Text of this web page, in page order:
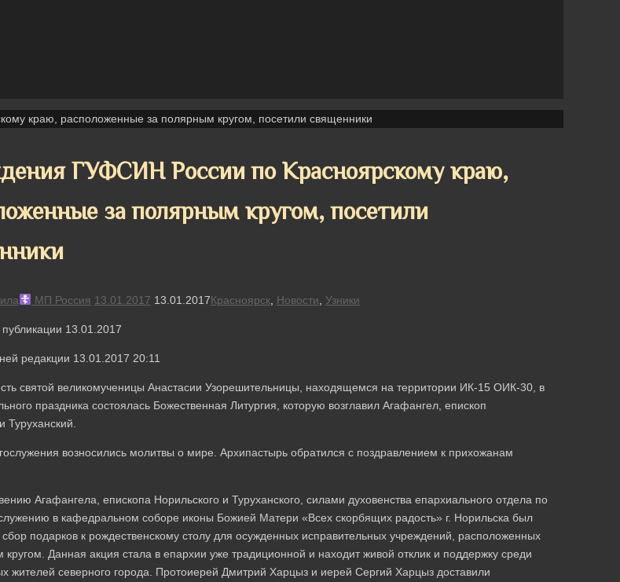
краю, расположенные за полярным кругом, посетили священники
ГУФСИН России по Красноярскому краю,
за полярным кругом, посетили
МП Россия 13.01.2017 13.01.2017Красноярск, Новости Узники
13.01.2017
редакции 13.01.2017 20:11
святой великомученицы Анастасии Узорешительницы, находящемся на территории ИК-15 ОИК-30, в
праздника состоялась Божественная Литургия, которую возглавил Агафангел, епископ
Туруханский.
возносились молитвы о мире. Архипастырь обратился с поздравлением к прихожанам
Агафангела, епископа Норильского и Туруханского, силами духовенства епархиального отдела по
в кафедральном соборе иконы Божией Матери «Всех скорбящих радость» г. Норильска был
сбор подарков к рождественскому столу для осужденных исправительных учреждений, расположенных
Данная акция стала в епархии уже традиционной и находит живой отклик и поддержку среди
жителей северного города. Протоиерей Дмитрий Харцыз и иерей Сергий Харцыз доставили